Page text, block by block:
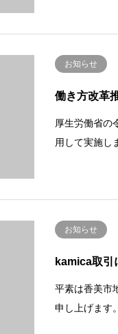
お知らせ
働き方改革
厚生労働省の
用して実施し
お知らせ
kamica取引
平素は香美市
申し上げます